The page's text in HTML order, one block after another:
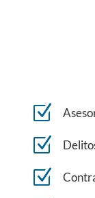
Z
Z
Z